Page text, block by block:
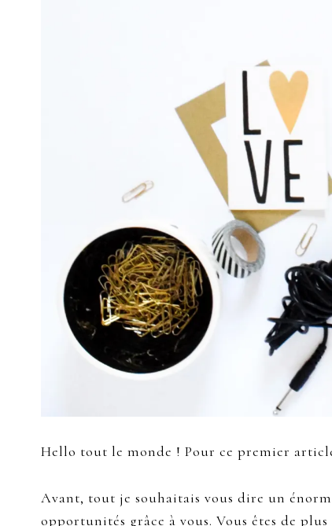
Hello tout le monde ! Pour ce premier
Avant, tout je souhaitais vous dire un
opportunités grâce à vous. Vous êtes de